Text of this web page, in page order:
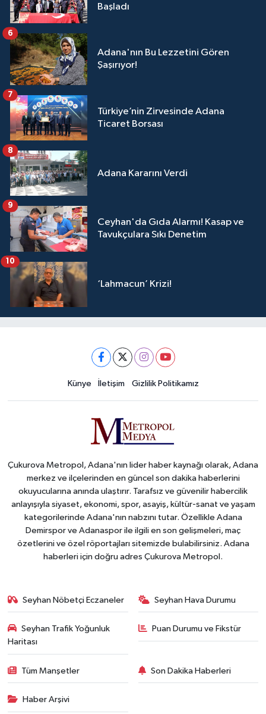
Başladı
Adana'nın Bu Lezzetini Gören
Şaşırıyor!
6
Türkiye’nin Zirvesinde Adana
Ticaret Borsası
7
Adana Kararını Verdi
8
Ceyhan'da Gıda Alarmı! Kasap ve
Tavukçulara Sıkı Denetim
9
‘Lahmacun’ Krizi!
10
Künye İletişim Gizlilik Politikamız
Çukurova Metropol, Adana'nın lider haber kaynağı olarak, Adana
merkez ve ilçelerinden en güncel son dakika haberlerini
okuyucularına anında ulaştırır. Tarafsız ve güvenilir habercilik
anlayışıyla siyaset, ekonomi, spor, asayiş, kültür-sanat ve yaşam
kategorilerinde Adana'nın nabzını tutar. Özellikle Adana
Demirspor ve Adanaspor ile ilgili en son gelişmeleri, maç
özetlerini ve özel röportajları sitemizde bulabilirsiniz. Adana
haberleri için doğru adres Çukurova Metropol.
Seyhan Nöbetçi Eczaneler Seyhan Hava Durumu
Seyhan Trafik Yoğunluk
Haritası
Puan Durumu ve Fikstür
Tüm Manşetler Son Dakika Haberleri
Haber Arşivi